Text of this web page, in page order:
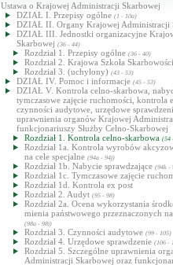
Ustawa o Krajowej Administracji Skarbowej
DZIAŁ I. Przepisy ogólne (1 - 10a)
DZIAŁ II. Organy Krajowej Administracji
DZIAŁ III. Jednostki organizacyjne
Skarbowej (36 - 44)
Rozdział 1. Przepisy ogólne (36 - 40)
Rozdział 2. Krajowa Szkoła Skarbowości
Rozdział 3. (uchylony) (43 - 53)
DZIAŁ IV. Pomoc i informacje (45 - 53)
DZIAŁ V. Kontrola celno-skarbowa,
tymczasowe zajęcie ruchomości, kontrola
czynności audytowe, urzędowe
uprawnienia organów Krajowej
funkcjonariuszy Służby Celno-Skarbowej
Rozdział 1. Kontrola celno-skarbowa (54
Rozdział 1a. Kontrola wyrobów
na cele specjalne (94a - 94j)
Rozdział 1b. Nabycie sprawdzające (94k -
Rozdział 1c. Tymczasowe zajęcie
Rozdział 1d. Kontrola ex post
Rozdział 2. Audyt (95 - 98)
Rozdział 2a. Ocena wykorzystania
mienia państwowego przeznaczonych
(98a - 98i)
Rozdział 3. Czynności audytowe (99 - 105)
Rozdział 4. Urzędowe sprawdzenie (106 -
Rozdział 5. Szczególne uprawnienia
Administracji Skarbowej oraz